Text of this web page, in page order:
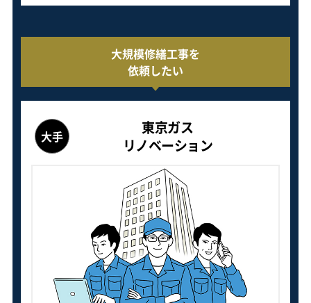
大規模修繕工事を
依頼したい
大手
東京ガス
リノベーション